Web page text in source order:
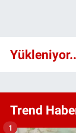
Trend
1